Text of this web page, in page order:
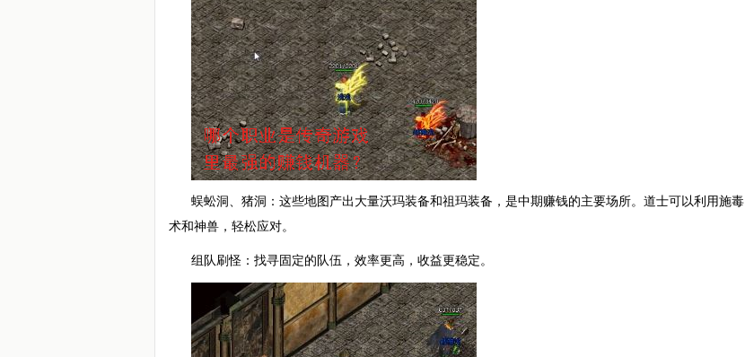
蜈蚣洞、猪洞：这些地图产出大量沃玛装备和祖玛装备，是中期赚钱的主要场所。道士可以利用施毒
术和神兽，轻松应对。
组队刷怪：找寻固定的队伍，效率更高，收益更稳定。